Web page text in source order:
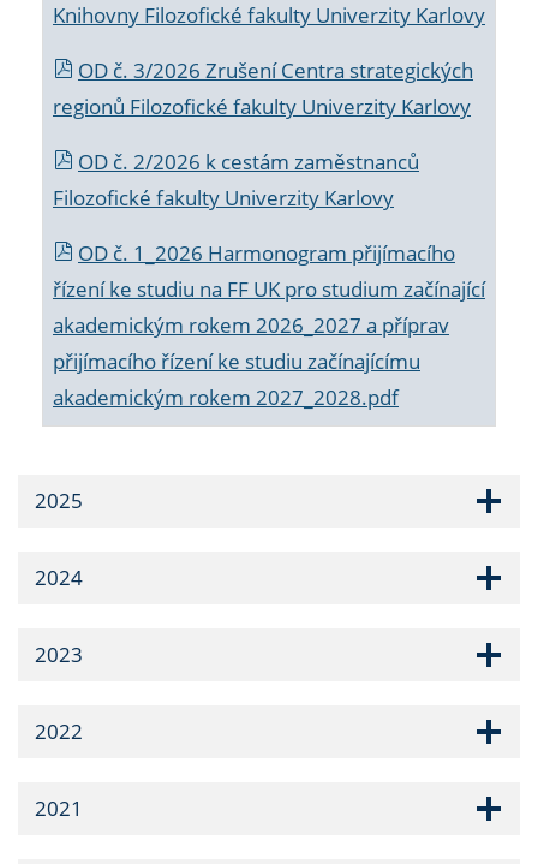
Knihovny Filozofické fakulty Univerzity Karlovy
OD č. 3/2026 Zrušení Centra strategických
regionů Filozofické fakulty Univerzity Karlovy
OD č. 2/2026 k cestám zaměstnanců
Filozofické fakulty Univerzity Karlovy
OD č. 1_2026 Harmonogram přijímacího
řízení ke studiu na FF UK pro studium začínající
akademickým rokem 2026_2027 a příprav
přijímacího řízení ke studiu začínajícímu
akademickým rokem 2027_2028.pdf
2025
2024
2023
2022
2021